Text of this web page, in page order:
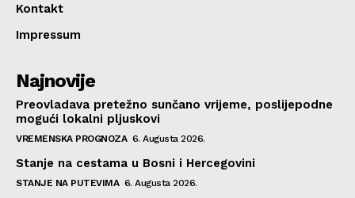
Kontakt
Impressum
Najnovije
Preovladava pretežno sunčano vrijeme, poslijepodne
mogući lokalni pljuskovi
VREMENSKA PROGNOZA 6. Augusta 2026.
Stanje na cestama u Bosni i Hercegovini
STANJE NA PUTEVIMA 6. Augusta 2026.